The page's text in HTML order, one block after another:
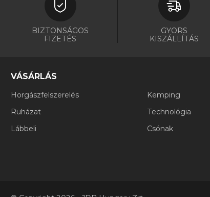
Hajós tartozék kiegészítő
Haltartó szák
Harcsahorgászat kellékei
BIZTONSÁGOS
FIZETÉS
GYORS
KISZÁLLÍTÁS
VÁSÁRLÁS
Horgászfelszerelés
Ruházat
Lábbeli
Kemping
Technológia
Csónak